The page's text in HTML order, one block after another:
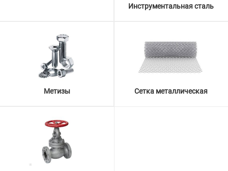
Инструментальная сталь
Метизы Сетка металлическая